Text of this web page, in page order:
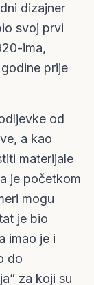
dizajner
svoj prvi
ima,
prije
od
a kao
materijale
je početkom
mogu
je bio
imao je i
do
za koji su